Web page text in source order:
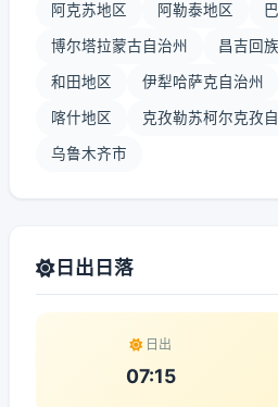
阿克苏地区 阿勒泰地区
博尔塔拉蒙古自治州 昌吉回
和田地区 伊犁哈萨克自治州
喀什地区 克孜勒苏柯尔克孜
乌鲁木齐市
日出日落
日出
07:15